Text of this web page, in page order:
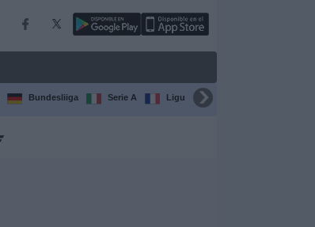
Bundesliiga Serie A Ligue 1